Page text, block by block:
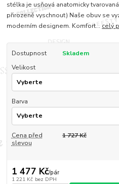
stélka je usňová anatomicky
přirozeně vyschnout) Naše obuv se
moderním designem. Komfort...celý
Dostupnost
Skladem
Velikost
Barva
Cena před
slevou
1 727 Kč
1 477 Kč/pár
1 221 Kč bez DPH